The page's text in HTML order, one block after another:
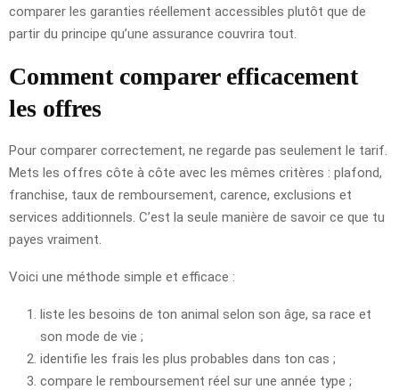
comparer les garanties réellement accessibles plutôt que de
partir du principe qu’une assurance couvrira tout.
Comment comparer efficacement
les offres
Pour comparer correctement, ne regarde pas seulement le tarif.
Mets les offres côte à côte avec les mêmes critères : plafond,
franchise, taux de remboursement, carence, exclusions et
services additionnels. C’est la seule manière de savoir ce que tu
payes vraiment.
Voici une méthode simple et efficace :
liste les besoins de ton animal selon son âge, sa race et
son mode de vie ;
identifie les frais les plus probables dans ton cas ;
compare le remboursement réel sur une année type ;